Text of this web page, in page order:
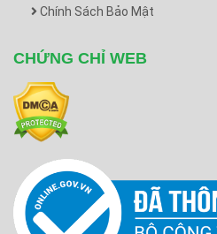
Chính Sách Bảo Mật
CHỨNG CHỈ WEB